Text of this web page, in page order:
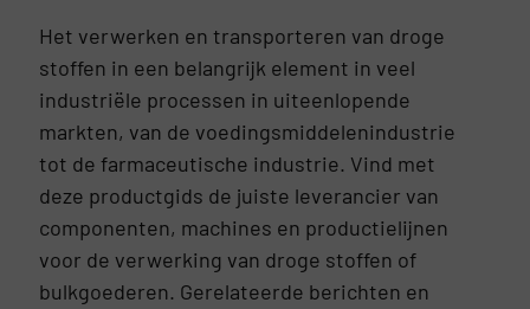
Het verwerken en transporteren van droge
stoffen in een belangrijk element in veel
industriële processen in uiteenlopende
markten, van de voedingsmiddelenindustrie
tot de farmaceutische industrie. Vind met
deze productgids de juiste leverancier van
componenten, machines en productielijnen
voor de verwerking van droge stoffen of
bulkgoederen. Gerelateerde berichten en